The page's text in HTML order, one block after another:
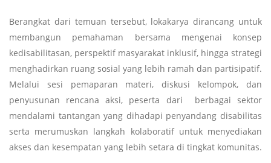
Berangkat dari temuan tersebut, lokakarya dirancang untuk
membangun pemahaman bersama mengenai konsep
kedisabilitasan, perspektif masyarakat inklusif, hingga strategi
menghadirkan ruang sosial yang lebih ramah dan partisipatif.
Melalui sesi pemaparan materi, diskusi kelompok, dan
penyusunan rencana aksi, peserta dari berbagai sektor
mendalami tantangan yang dihadapi penyandang disabilitas
serta merumuskan langkah kolaboratif untuk menyediakan
akses dan kesempatan yang lebih setara di tingkat komunitas.